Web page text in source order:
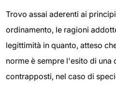
Trovo assai aderenti ai
ordinamento, le ragioni
legittimità in quanto, atteso
norme è sempre l'esito di una
contrapposti, nel caso di